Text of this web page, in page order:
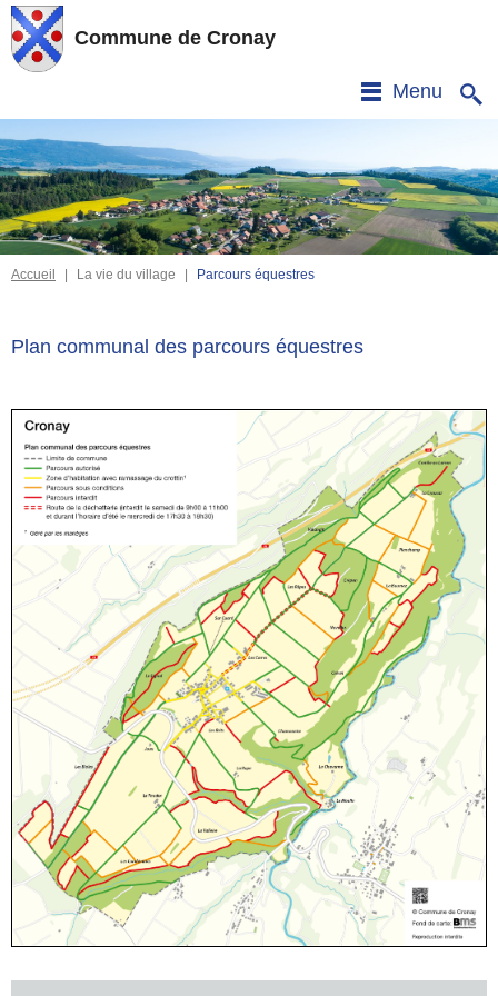
Commune de Cronay
Menu
Accueil | La vie du village | Parcours équestres
Plan communal des parcours équestres